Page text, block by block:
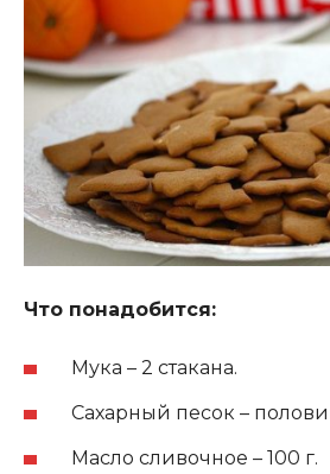
Что понадобится:
Мука – 2 стакана.
Сахарный песок –
Масло сливочное – 100 г.